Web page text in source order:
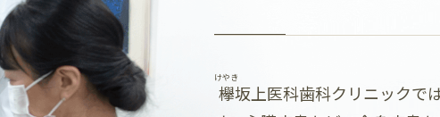
欅
けやき
坂上医科歯科クリニックで